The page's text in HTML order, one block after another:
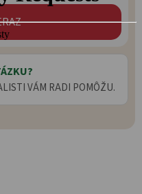
VÁM RADI POMÔŽU.